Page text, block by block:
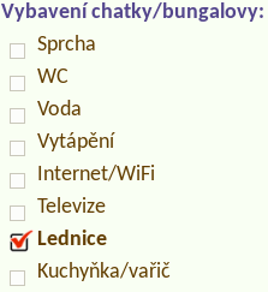
Vybavení chatky/bungalovy:
Sprcha
WC
Voda
Vytápění
Internet/WiFi
Televize
Lednice
Kuchyňka/vařič